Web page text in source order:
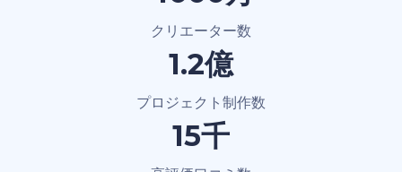
クリエーター数
1.2億
プロジェクト制作数
15千